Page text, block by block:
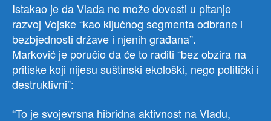
Istakao je da Vlada ne može dovesti u pitanje
razvoj Vojske “kao ključnog segmenta odbrane i
bezbjednosti države i njenih građana”.
Marković je poručio da će to raditi “bez obzira na
pritiske koji nijesu suštinski ekološki, nego politički i
destruktivni”:
“To je svojevrsna hibridna aktivnost na Vladu,